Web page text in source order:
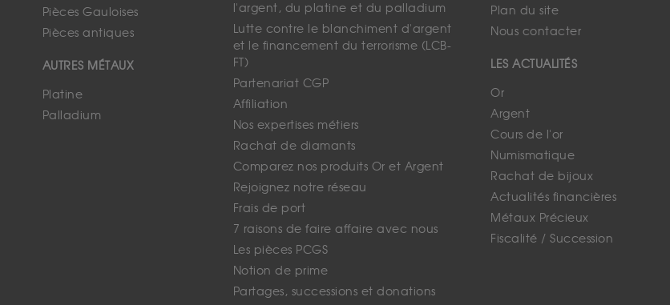
Pièces Gauloises
Pièces antiques
AUTRES MÉTAUX
Platine
Palladium
l'argent, du platine et du palladium
Lutte contre le blanchiment d'argent
et le financement du terrorisme (LCB-
FT)
Partenariat CGP
Affiliation
Nos expertises métiers
Rachat de diamants
Comparez nos produits Or et Argent
Rejoignez notre réseau
Frais de port
7 raisons de faire affaire avec nous
Les pièces PCGS
Notion de prime
Partages, successions et donations
Plan du site
Nous contacter
LES ACTUALITÉS
Or
Argent
Cours de l'or
Numismatique
Rachat de bijoux
Actualités financières
Métaux Précieux
Fiscalité / Succession